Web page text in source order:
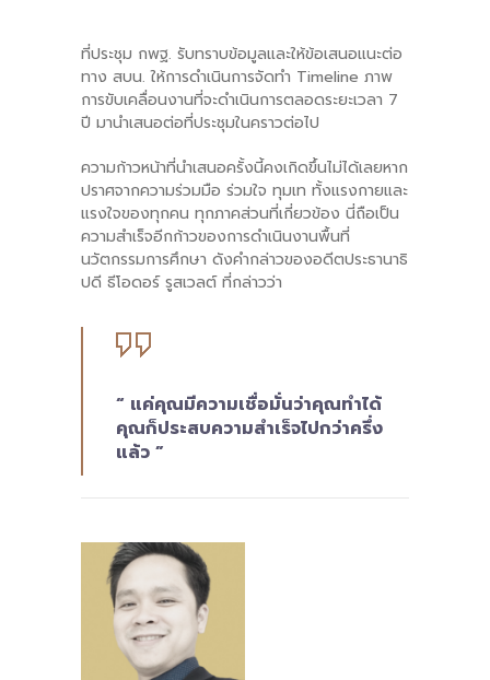
ที่ประชุม กพฐ. รับทราบข้อมูลและให้ข้อเสนอแนะต่อ
ทาง สบน. ให้การดำเนินการจัดทำ Timeline ภาพ
การขับเคลื่อนงานที่จะดำเนินการตลอดระยะเวลา 7
ปี มานำเสนอต่อที่ประชุมในคราวต่อไป
ความก้าวหน้าที่นำเสนอครั้งนี้คงเกิดขึ้นไม่ได้เลยหาก
ปราศจากความร่วมมือ ร่วมใจ ทุมเท ทั้งแรงกายและ
แรงใจของทุกคน ทุกภาคส่วนที่เกี่ยวข้อง นี่ถือเป็น
ความสำเร็จอีกก้าวของการดำเนินงานพื้นที่
นวัตกรรมการศึกษา ดังคำกล่าวของอดีตประธานาธิ
ปดี ธีโอดอร์ รูสเวลต์ ที่กล่าวว่า
“ แค่คุณมีความเชื่อมั่นว่าคุณทำได้
คุณก็ประสบความสำเร็จไปกว่าครึ่ง
แล้ว ”